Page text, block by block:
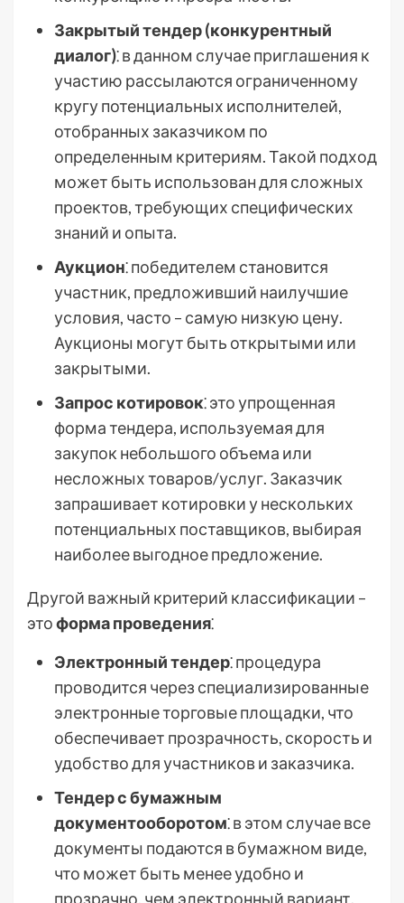
Закрытый тендер (конкурентный
диалог)⁚ в данном случае приглашения к
участию рассылаются ограниченному
кругу потенциальных исполнителей,
отобранных заказчиком по
определенным критериям. Такой подход
может быть использован для сложных
проектов, требующих специфических
знаний и опыта.
Аукцион⁚ победителем становится
участник, предложивший наилучшие
условия, часто – самую низкую цену.
Аукционы могут быть открытыми или
закрытыми.
Запрос котировок⁚ это упрощенная
форма тендера, используемая для
закупок небольшого объема или
несложных товаров/услуг. Заказчик
запрашивает котировки у нескольких
потенциальных поставщиков, выбирая
наиболее выгодное предложение.
Другой важный критерий классификации –
этоформа проведения⁚
Электронный тендер⁚ процедура
проводится через специализированные
электронные торговые площадки, что
обеспечивает прозрачность, скорость и
удобство для участников и заказчика.
Тендер с бумажным
документооборотом⁚ в этом случае все
документы подаются в бумажном виде,
что может быть менее удобно и
прозрачно, чем электронный вариант.